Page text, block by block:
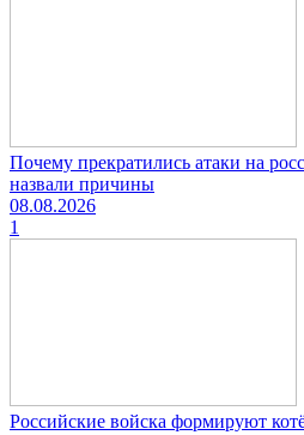
Почему прекратились атаки на
назвали причины
08.08.2026
1
Российские войска формируют